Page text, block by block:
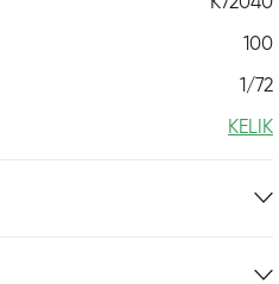
100
1/72
KELIK